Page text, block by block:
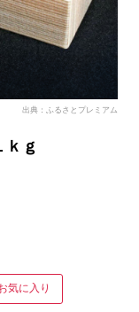
出典：ふるさとプレミアム
ｇ
気に入り